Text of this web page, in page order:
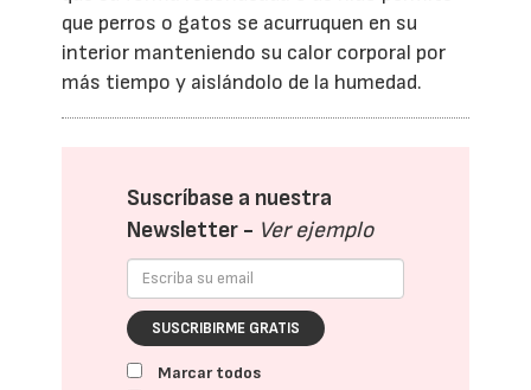
que perros o gatos se acurruquen en su
interior manteniendo su calor corporal por
más tiempo y aislándolo de la humedad.
Suscríbase a nuestra
Newsletter - Ver ejemplo
SUSCRIBIRME GRATIS
Marcar todos